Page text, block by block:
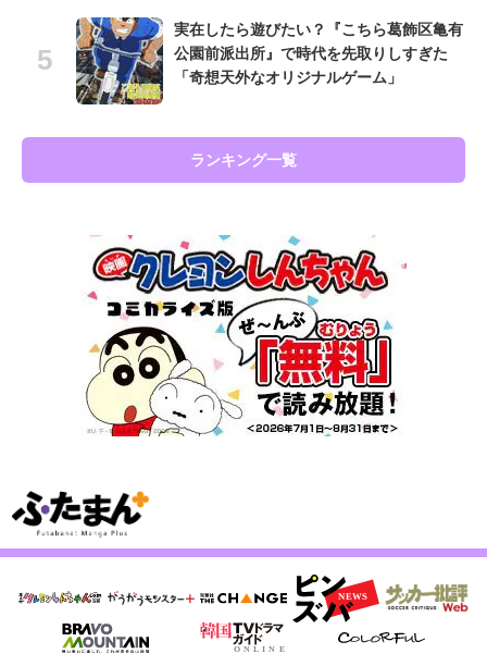
実在したら遊びたい？『こちら葛飾区亀有
公園前派出所』で時代を先取りしすぎた
「奇想天外なオリジナルゲーム」
ランキング一覧